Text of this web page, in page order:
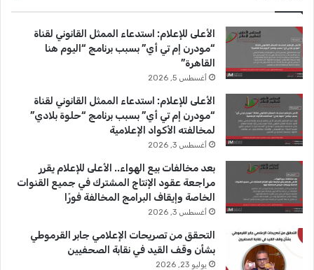
و
ك
T
u
b
e
ق
ا
م
الأعلى للإعلام: استدعاء الممثل القانوني لقناة
“مودرن إم تي أي” بسبب برنامج “اليوم هنا
القاهرة”
أغسطس 5, 2026
الأعلى للإعلام: استدعاء الممثل القانوني لقناة
“مودرن إم تي أي” بسبب برنامج “حلوة بلادي”
لمخالفته الأكواد الإعلامية
أغسطس 3, 2026
بعد مخالفات بيع الهواء.. الأعلى للإعلام يقرر
مراجعة عقود الإنتاج المشترك في جميع القنوات
الخاصة وإيقاف البرامج المخالفة فورًا
أغسطس 3, 2026
التحقق من تصريحات الإعلامي جابر القرموطي
بشأن وقف القيد في نقابة الصحفيين
يوليو 23, 2026